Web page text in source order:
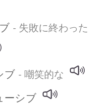
- 失敗に終わった
ブ - 嘲笑的な
ーシブ